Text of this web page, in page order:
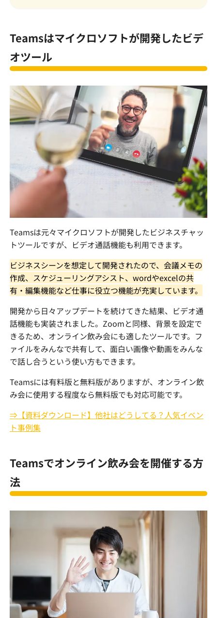
Teamsはマイクロソフトが開発したビデ
オツール
Teamsは元々マイクロソフトが開発したビジネスチャッ
トツールですが、ビデオ通話機能も利用できます。
ビジネスシーンを想定して開発されたので、会議メモの
作成、スケジューリングアシスト、 wordやexcelの共
有・編集機能など仕事に役立つ機能が充実しています。
開発から日々アップデートを続けてきた結果、ビデオ通
話機能も実装されました。 Zoomと同様、背景を設定で
きるため、オンライン飲み会にも適したツールです。フ
ァイルをみんなで共有して、面白い画像や動画をみんな
で話し合うという使い方もできます。
Teamsには有料版と無料版がありますが、オンライン飲
み会に使用する程度なら無料版でも対応可能です。
⇒【資料ダウンロード】他社はどうしてる？人気イベン
ト事例集
Teamsでオンライン飲み会を開催する方
法